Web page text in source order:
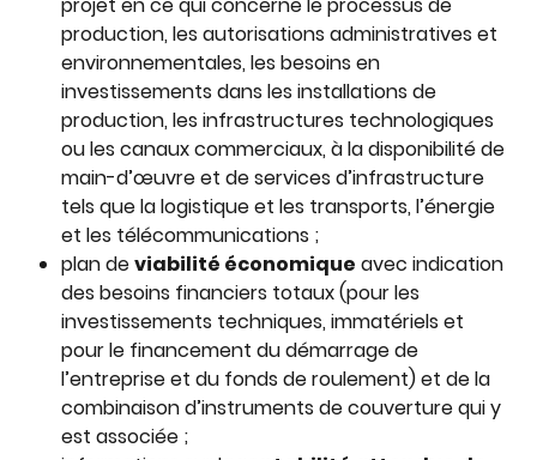
production, les autorisations administratives et
environnementales, les besoins en
investissements dans les installations de
production, les infrastructures technologiques
ou les canaux commerciaux, à la disponibilité de
main-d’œuvre et de services d’infrastructure
tels que la logistique et les transports, l’énergie
et les télécommunications ;
plan de viabilité économique avec indication
des besoins financiers totaux (pour les
investissements techniques, immatériels et
pour le financement du démarrage de
l’entreprise et du fonds de roulement) et de la
combinaison d’instruments de couverture qui y
est associée ;